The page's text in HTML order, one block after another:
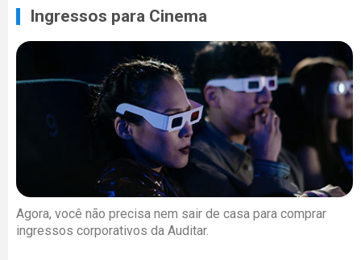
Ingressos para Cinema
Agora, você não precisa nem sair de casa para comprar
ingressos corporativos da Auditar.